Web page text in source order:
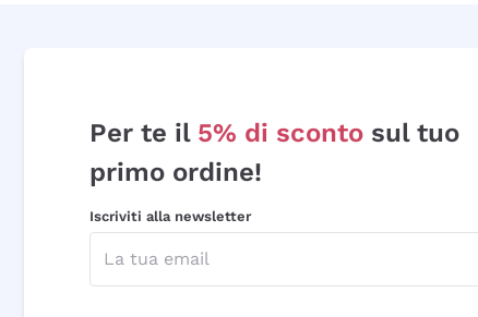
Per te il 5% di sconto sul tuo
primo ordine!
Iscriviti alla newsletter